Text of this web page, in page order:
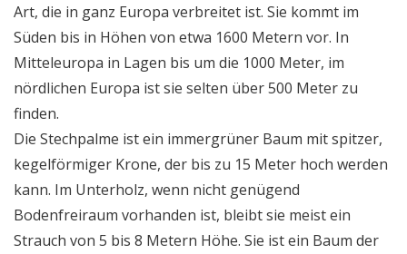
Art, die in ganz Europa verbreitet ist. Sie kommt im
Süden bis in Höhen von etwa 1600 Metern vor. In
Mitteleuropa in Lagen bis um die 1000 Meter, im
nördlichen Europa ist sie selten über 500 Meter zu
finden.
Die Stechpalme ist ein immergrüner Baum mit spitzer,
kegelförmiger Krone, der bis zu 15 Meter hoch werden
kann. Im Unterholz, wenn nicht genügend
Bodenfreiraum vorhanden ist, bleibt sie meist ein
Strauch von 5 bis 8 Metern Höhe. Sie ist ein Baum der